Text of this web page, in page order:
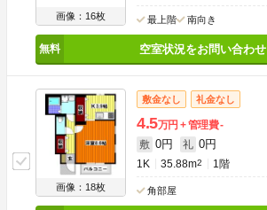
画像：16枚 最上階 南向き
空室状況をお問い合わせ
画像：18枚
敷金なし 礼金なし
4.5万円 管理費-
敷 0円 礼 0円
1K 35.88m2 1階
角部屋